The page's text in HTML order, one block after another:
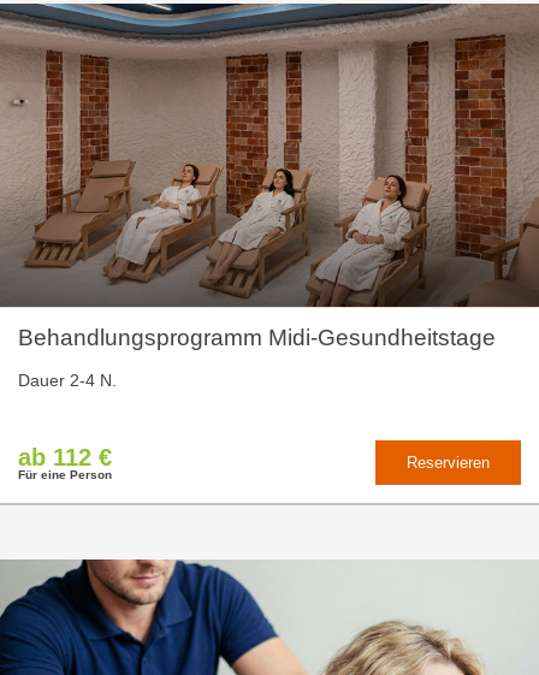
Behandlungsprogramm Midi-Gesundheitstage
Dauer 2-4 N.
ab 112 €
Für eine Person
Reservieren